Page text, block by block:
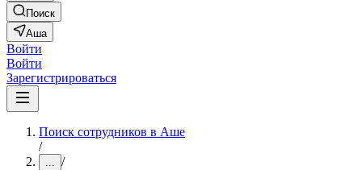
Поиск
Аша
Войти
Войти
Зарегистрироваться
Поиск сотрудников в Аше
/
... /